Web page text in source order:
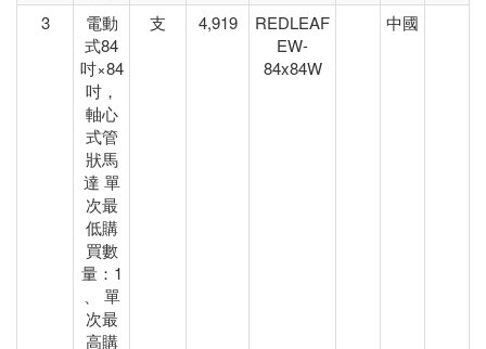
3
電動
式84
吋×84
吋，
軸心
式管
狀馬
達 單
次最
低購
買數
量：1
、 單
次最
高購
支 4,919
REDLEAF
EW-
84x84W
中國